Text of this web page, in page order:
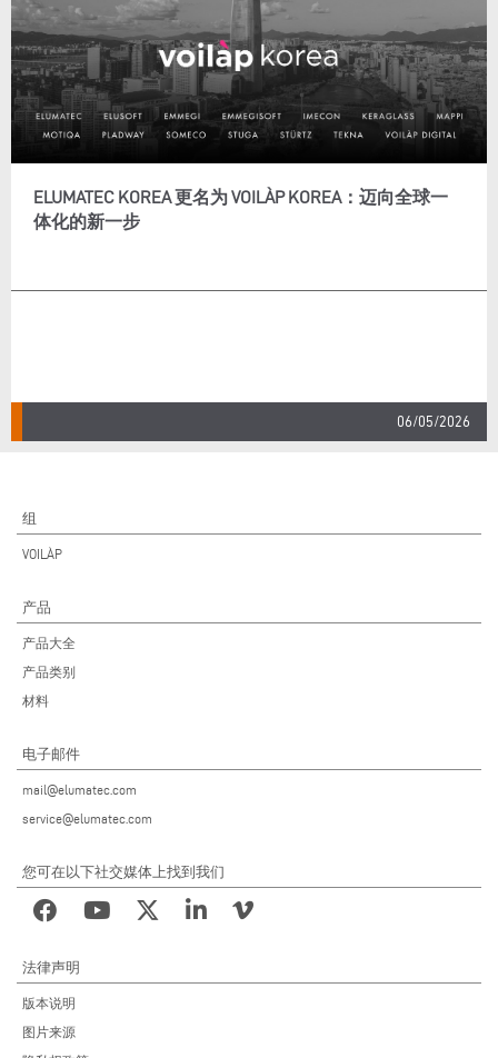
ELUMATEC KOREA 更名为 VOILÀP KOREA：迈向全球一
体化的新一步
06/05/2026
组
VOILÀP
产品
产品大全
产品类别
材料
电子邮件
mail@elumatec.com
service@elumatec.com
您可在以下社交媒体上找到我们
法律声明
版本说明
图片来源